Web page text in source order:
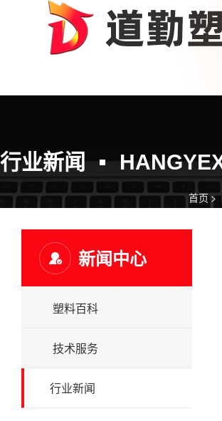
行业新闻
首页 >
新闻中心
塑料百科
技术服务
行业新闻